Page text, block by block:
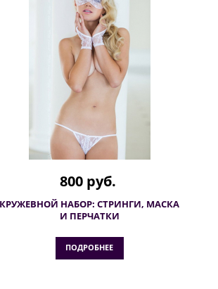
800 руб.
КРУЖЕВНОЙ НАБОР: СТРИНГИ, МАСКА
И ПЕРЧАТКИ
ПОДРОБНЕЕ